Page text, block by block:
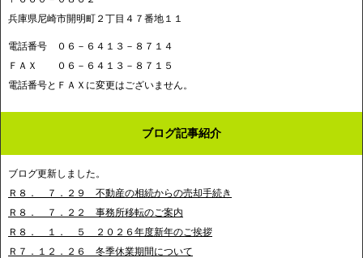
兵庫県尼崎市開明町２丁目４７番地１１
電話番号 ０６－６４１３－８７１４
ＦＡＸ ０６－６４１３－８７１５
電話番号とＦＡＸに変更はございません。
ブログ記事紹介
ブログ更新しました。
Ｒ８． ７．２９ 不動産の相続からの売却手続き
Ｒ８． ７．２２ 事務所移転のご案内
Ｒ８． １． ５ ２０２６年度新年のご挨拶
Ｒ７．１２．２６ 冬季休業期間について